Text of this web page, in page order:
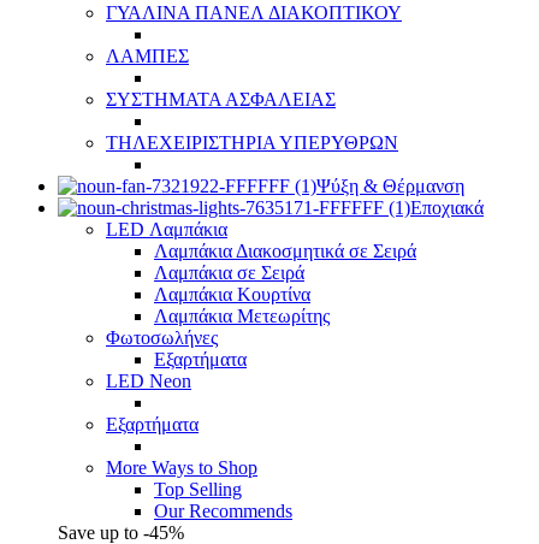
ΓΥΑΛΙΝΑ ΠΑΝΕΛ ΔΙΑΚΟΠΤΙΚΟΥ
ΛΑΜΠΕΣ
ΣΥΣΤΗΜΑΤΑ ΑΣΦΑΛΕΙΑΣ
ΤΗΛΕΧΕΙΡΙΣΤΗΡΙΑ ΥΠΕΡΥΘΡΩΝ
Ψύξη & Θέρμανση
Εποχιακά
LED Λαμπάκια
Λαμπάκια Διακοσμητικά σε Σειρά
Λαμπάκια σε Σειρά
Λαμπάκια Κουρτίνα
Λαμπάκια Μετεωρίτης
Φωτοσωλήνες
Εξαρτήματα
LED Neon
Εξαρτήματα
More Ways to Shop
Top Selling
Our Recommends
Save up to -45%